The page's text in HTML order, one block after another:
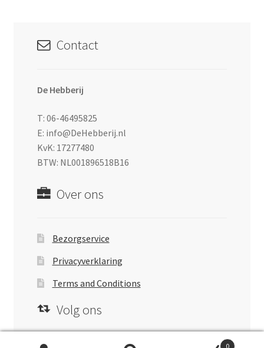
Contact
De Hebberij
T: 06-46495825
E: info@DeHebberij.nl
KvK: 17277480
BTW: NL001896518B16
Over ons
Bezorgservice
Privacyverklaring
Terms and Conditions
Volg ons
0